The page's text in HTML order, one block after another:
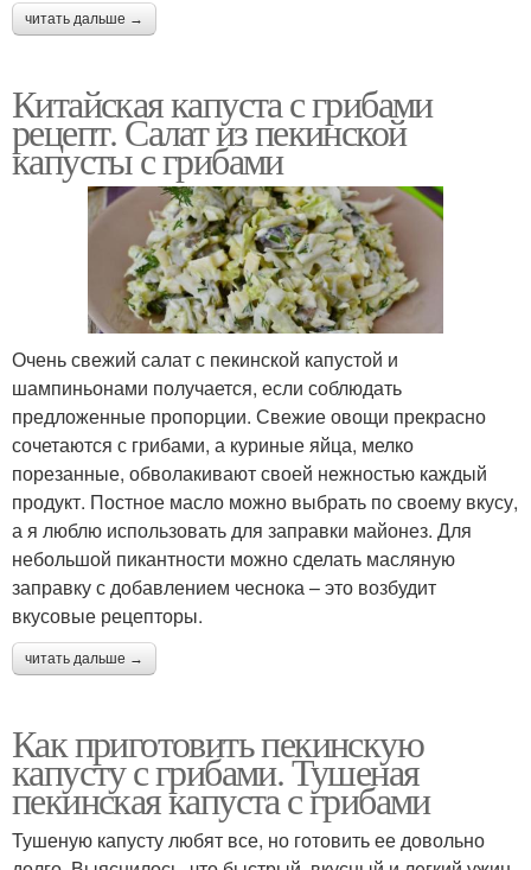
читать дальше →
Китайская капуста с грибами
рецепт. Салат из пекинской
капусты с грибами
Очень свежий салат с пекинской капустой и
шампиньонами получается, если соблюдать
предложенные пропорции. Свежие овощи прекрасно
сочетаются с грибами, а куриные яйца, мелко
порезанные, обволакивают своей нежностью каждый
продукт. Постное масло можно выбрать по своему вкусу,
а я люблю использовать для заправки майонез. Для
небольшой пикантности можно сделать масляную
заправку с добавлением чеснока – это возбудит
вкусовые рецепторы.
читать дальше →
Как приготовить пекинскую
капусту с грибами. Тушеная
пекинская капуста с грибами
Тушеную капусту любят все, но готовить ее довольно